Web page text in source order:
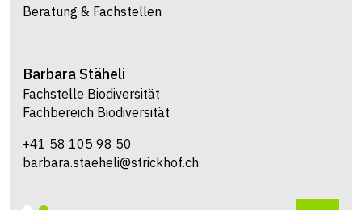
Beratung & Fachstellen
Barbara Stäheli
Fachstelle Biodiversität
Fachbereich Biodiversität
+41 58 105 98 50
barbara.staeheli@strickhof.ch